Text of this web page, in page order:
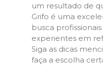
um resultado de
Grifo é uma
busca
experientes em
Siga as dicas
faça a escolha